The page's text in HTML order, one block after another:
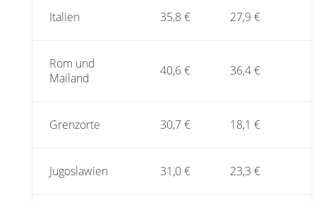
Italien 35,8 € 27,9 €
Rom und
Mailand
40,6 € 36,4 €
Grenzorte 30,7 € 18,1 €
Jugoslawien 31,0 € 23,3 €